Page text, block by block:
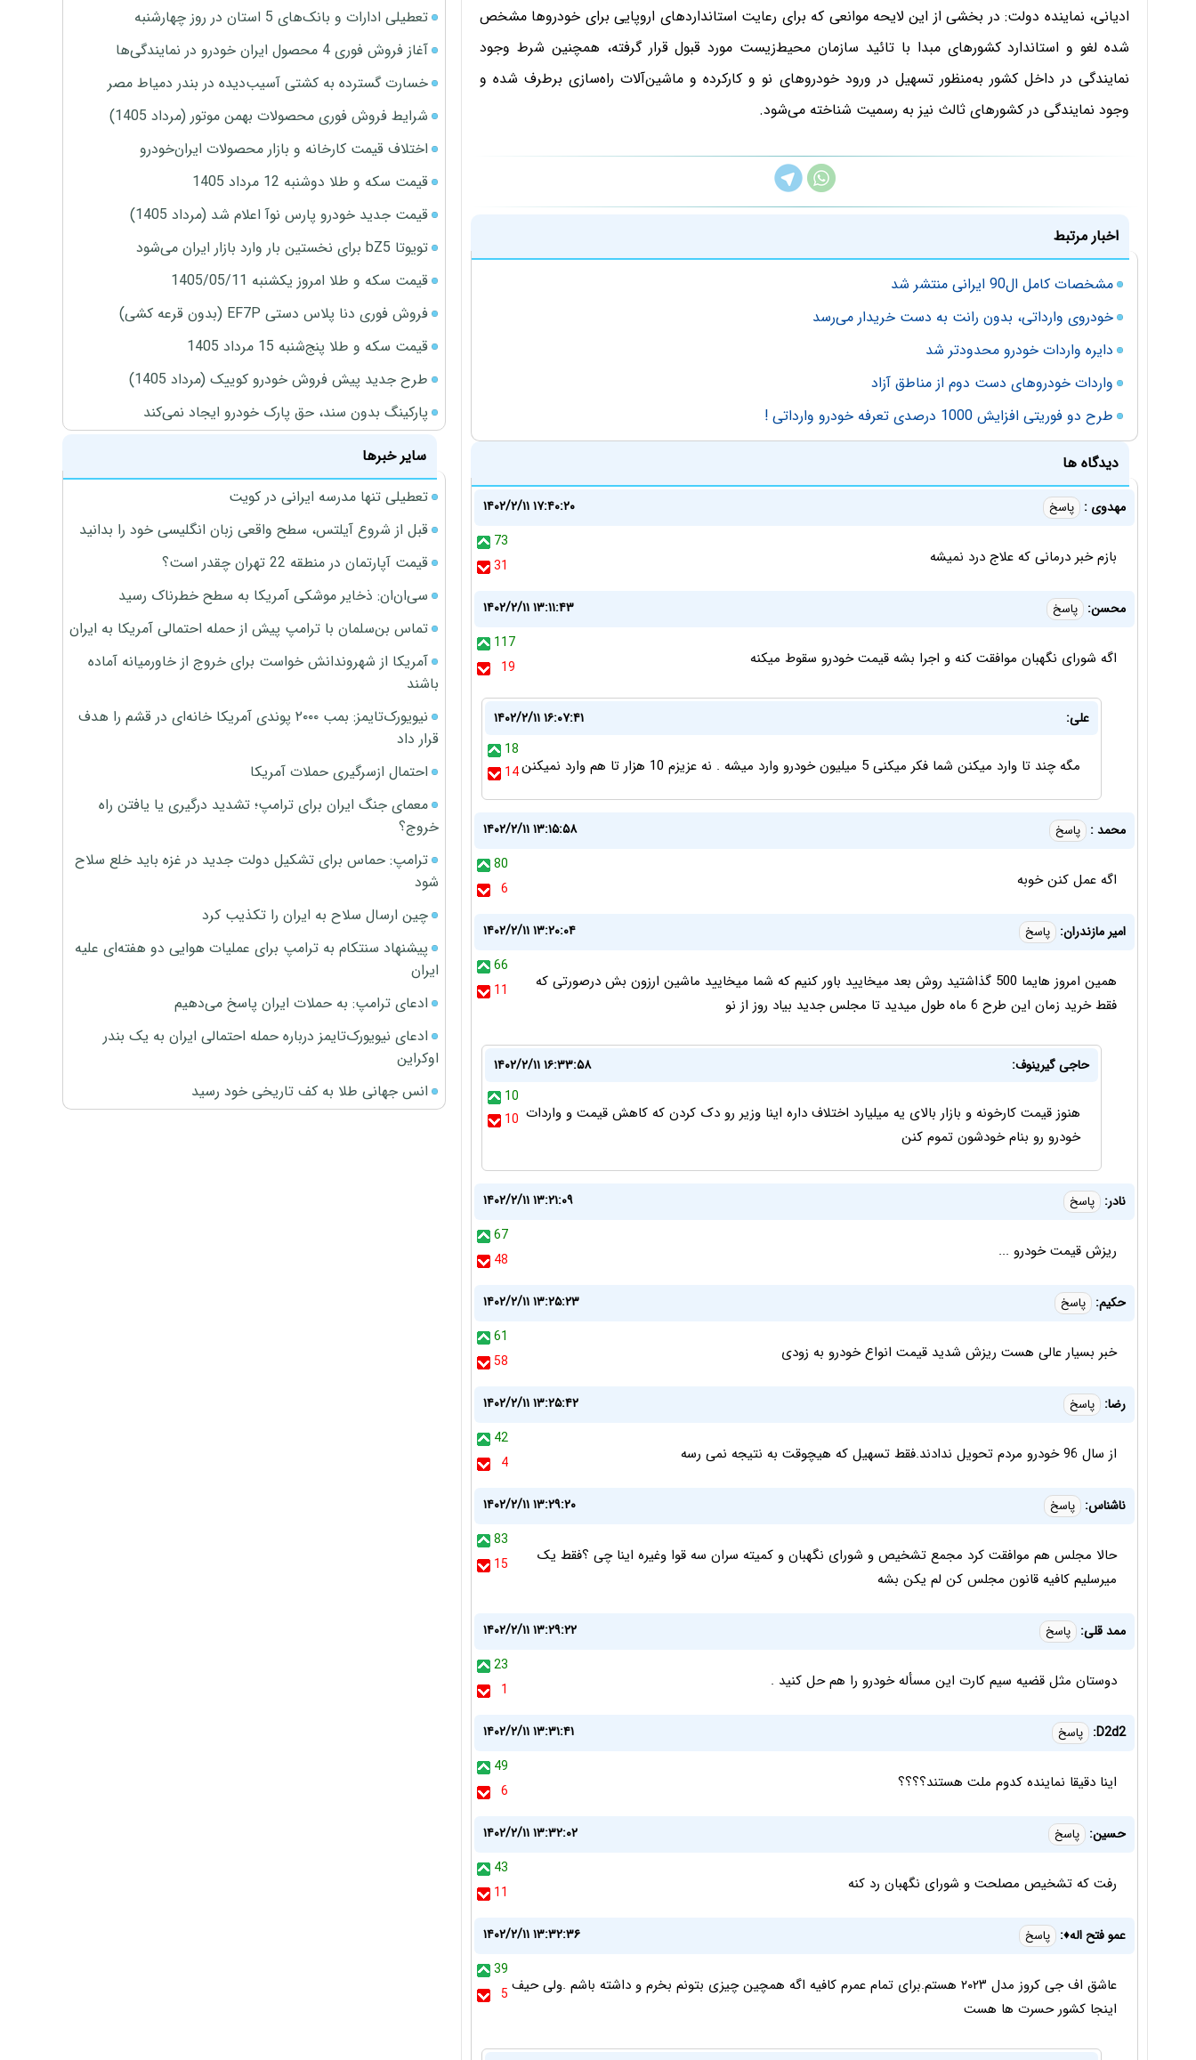
ادیانی، نماینده دولت: در بخشی از این لایحه موانعی که برای رعایت استانداردهای اروپایی برای خودروها مشخص
شده لغو و استاندارد کشورهای مبدا با تائید سازمان محیط‌زیست مورد قبول قرار گرفته، همچنین شرط وجود
نمایندگی در داخل کشور به‌منظور تسهیل در ورود خودروهای نو و کارکرده و ماشین‌آلات راه‌سازی برطرف شده و
وجود نمایندگی در کشورهای ثالث نیز به رسمیت شناخته می‌شود.
اخبار مرتبط
مشخصات کامل ال90 ایرانی منتشر شد
خودروی وارداتی، بدون رانت به دست خریدار می‌رسد
دایره واردات خودرو محدودتر شد
واردات خودروهای دست دوم از مناطق آزاد
طرح دو فوريتی افزايش 1000 درصدی تعرفه خودرو وارداتی !
دیدگاه ها
مهدوی : پاسخ
۱۴۰۲/۲/۱۱ ۱۷:۴۰:۲۰
73
31
بازم خبر درمانی که علاج درد نمیشه
محسن: پاسخ
۱۴۰۲/۲/۱۱ ۱۳:۱۱:۴۳
117
19
اگه شورای نگهبان موافقت کنه و اجرا بشه قیمت خودرو سقوط میکنه
علی:
۱۴۰۲/۲/۱۱ ۱۶:۰۷:۴۱
18
14
مگه چند تا وارد میکنن شما فکر میکنی 5 میلیون خودرو وارد میشه . نه عزیزم 10 هزار تا هم وارد نمیکنن
محمد : پاسخ
۱۴۰۲/۲/۱۱ ۱۳:۱۵:۵۸
80
6
اگه عمل کنن خوبه
امیر مازندران: پاسخ
۱۴۰۲/۲/۱۱ ۱۳:۲۰:۰۴
66
11
همین امروز هایما 500 گذاشتید روش بعد میخایید باور کنیم که شما میخایید ماشین ارزون بش درصورتی که
فقط خرید زمان این طرح 6 ماه طول میدید تا مجلس جدید بیاد روز از نو
حاجی گیرینوف:
۱۴۰۲/۲/۱۱ ۱۶:۳۳:۵۸
10
10 هنوز قیمت کارخونه و بازار بالای یه میلیارد اختلاف داره اینا وزیر رو دک کردن که کاهش قیمت و واردات
خودرو رو بنام خودشون تموم کنن
نادر: پاسخ
۱۴۰۲/۲/۱۱ ۱۳:۲۱:۰۹
67
48
ریزش قیمت خودرو ...
حکیم: پاسخ
۱۴۰۲/۲/۱۱ ۱۳:۲۵:۲۳
61
58
خبر بسیار عالی هست ریزش شدید قیمت انواع خودرو به زودی
رضا: پاسخ
۱۴۰۲/۲/۱۱ ۱۳:۲۵:۴۲
42
4
از سال 96 خودرو مردم تحویل ندادند.فقط تسهیل که هیچوقت به نتیجه نمی رسه
ناشناس: پاسخ
۱۴۰۲/۲/۱۱ ۱۳:۲۹:۲۰
83
15
حالا مجلس هم موافقت کرد مجمع تشخیص و شورای نگهبان و کمیته سران سه قوا وغیره اینا چی ؟فقط یک
میرسلیم کافیه قانون مجلس کن لم یکن بشه
ممد قلی: پاسخ
۱۴۰۲/۲/۱۱ ۱۳:۲۹:۲۲
23
1
دوستان مثل قضیه سیم کارت این مسأله خودرو را هم حل کنید .
D2d2: پاسخ
۱۴۰۲/۲/۱۱ ۱۳:۳۱:۴۱
49
6
اینا دقیقا نماینده کدوم ملت هستند؟؟؟؟
حسین: پاسخ
۱۴۰۲/۲/۱۱ ۱۳:۳۲:۰۲
43
11
رفت که تشخیص مصلحت و شورای نگهبان رد کنه
عمو فتح اله♦️: پاسخ
۱۴۰۲/۲/۱۱ ۱۳:۳۲:۳۶
39
5 عاشق اف جی کروز مدل ۲۰۲۳ هستم.برای تمام عمرم کافیه اگه همچین چیزی بتونم بخرم و داشته باشم .ولی حیف
اینجا کشور حسرت ها هست
تعطیلی ادارات و بانک‌های 5 استان در روز چهارشنبه
آغاز فروش فوری 4 محصول ایران خودرو در نمایندگی‌ها
خسارت گسترده به کشتی آسیب‌دیده در بندر دمیاط مصر
شرایط فروش فوری محصولات بهمن موتور (مرداد 1405)
اختلاف قیمت کارخانه و بازار محصولات ایران‌خودرو
قیمت سکه و طلا دوشنبه 12 مرداد 1405
قیمت جدید خودرو پارس نوآ اعلام شد (مرداد 1405)
تویوتا bZ5 برای نخستین بار وارد بازار ایران می‌شود
قیمت سکه و طلا امروز یکشنبه 1405/05/11
فروش فوری دنا پلاس دستی EF7P (بدون قرعه کشی)
قیمت سکه و طلا پنج‌شنبه 15 مرداد 1405
طرح جدید پیش فروش خودرو کوییک (مرداد 1405)
پارکینگ بدون سند، حق پارک خودرو ایجاد نمی‌کند
سایر خبرها
تعطیلی تنها مدرسه ایرانی در کویت
قبل از شروع آیلتس، سطح واقعی زبان انگلیسی خود را بدانید
قیمت آپارتمان در منطقه 22 تهران چقدر است؟
سی‌ان‌ان: ذخایر موشکی آمریکا به سطح خطرناک رسید
تماس بن‌سلمان با ترامپ پیش از حمله احتمالی آمریکا به ایران
آمریکا از شهروندانش خواست برای خروج از خاورمیانه آماده
باشند
نیویورک‌تایمز: بمب ۲۰۰۰ پوندی آمریکا خانه‌ای در قشم را هدف
قرار داد
احتمال ازسرگیری حملات آمریکا
معمای جنگ ایران برای ترامپ؛ تشدید درگیری یا یافتن راه
خروج؟
ترامپ: حماس برای تشکیل دولت جدید در غزه باید خلع سلاح
شود
چین ارسال سلاح به ایران را تکذیب کرد
پیشنهاد سنتکام به ترامپ برای عملیات هوایی دو هفته‌ای علیه
ایران
ادعای ترامپ: به حملات ایران پاسخ می‌دهیم
ادعای نیویورک‌تایمز درباره حمله احتمالی ایران به یک بندر
اوکراین
انس جهانی طلا به کف تاریخی خود رسید